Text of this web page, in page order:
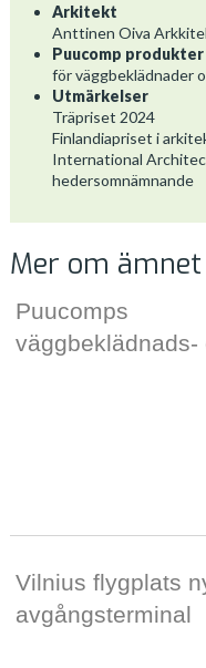
Arkitekt
Anttinen Oiva
Puucomp produkter
för väggbeklädnader
Utmärkelser
Träpriset 2024
Finlandiapriset i
International
hedersomnämnande
Mer om ämnet
Puucomps
väggbeklädnads-
Vilnius flygplats
avgångsterminal